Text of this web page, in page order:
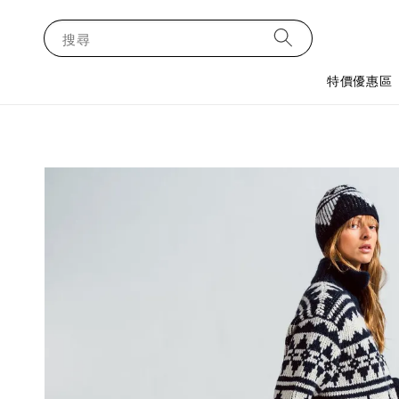
搜尋
特價優惠區